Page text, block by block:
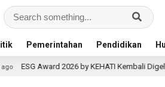
Pemerintahan Pendidikan
2026 by KEHATI Kembali Digelar, Dorong